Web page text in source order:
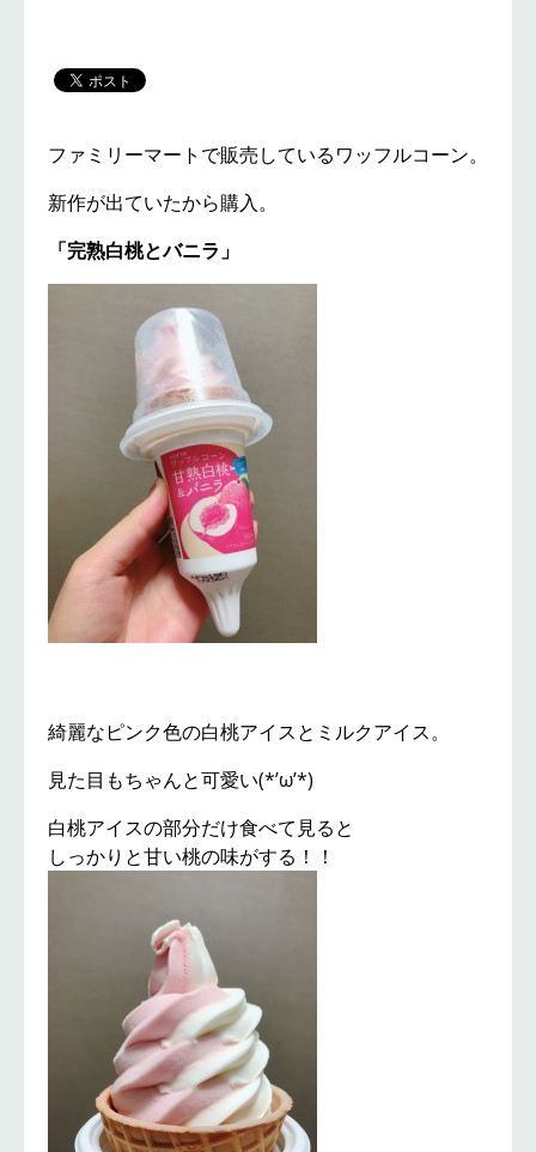
ファミリーマートで販売しているワッフルコーン。
新作が出ていたから購入。
「完熟白桃とバニラ」
綺麗なピンク色の白桃アイスとミルクアイス。
見た目もちゃんと可愛い(*’ω’*)
白桃アイスの部分だけ食べて見ると
しっかりと甘い桃の味がする！！